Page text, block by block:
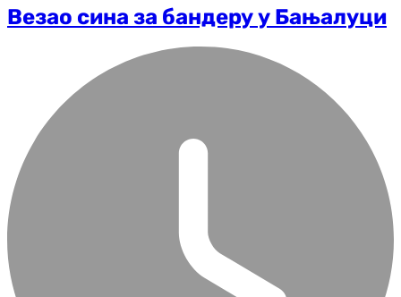
Везао сина за бандеру у Бањалуци